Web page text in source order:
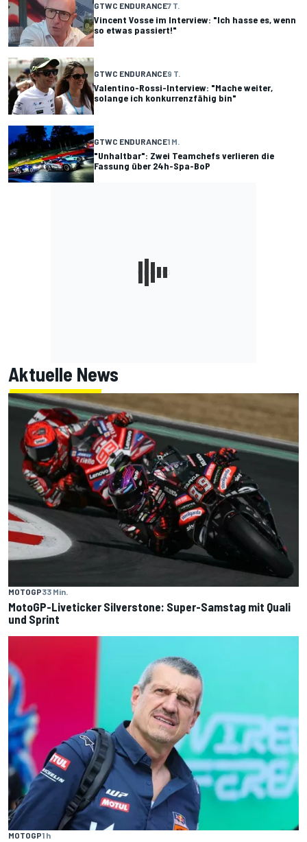
GTWC ENDURANCE7 T.
Vincent Vosse im Interview: "Ich hasse es, wenn
so etwas passiert!"
GTWC ENDURANCE9 T.
Valentino-Rossi-Interview: "Mache weiter,
solange ich konkurrenzfähig bin"
GTWC ENDURANCE1 M.
"Unhaltbar": Zwei Teamchefs verlieren die
Fassung über 24h-Spa-BoP
Aktuelle News
MOTOGP33 Min.
MotoGP-Liveticker Silverstone: Super-Samstag mit Quali
und Sprint
MOTOGP1 h